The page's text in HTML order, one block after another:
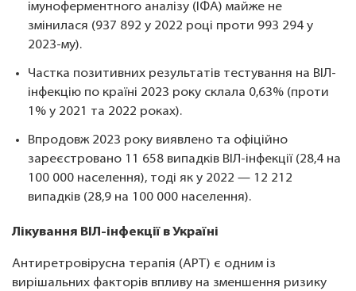
імуноферментного аналізу (ІФА) майже не
змінилася (937 892 у 2022 році проти 993 294 у
2023-му).
Частка позитивних результатів тестування на ВІЛ-
інфекцію по країні 2023 року склала 0,63% (проти
1% у 2021 та 2022 роках).
Впродовж 2023 року виявлено та офіційно
зареєстровано 11 658 випадків ВІЛ-інфекції (28,4 на
100 000 населення), тоді як у 2022 — 12 212
випадків (28,9 на 100 000 населення).
Лікування ВІЛ-інфекції в Україні
Антиретровірусна терапія (АРТ) є одним із
вирішальних факторів впливу на зменшення ризику